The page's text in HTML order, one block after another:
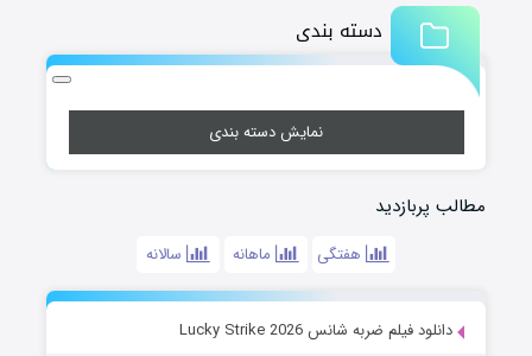
دسته بندی
نمایش دسته بندی
مطالب پربازدید
هفتگی ماهانه سالانه
دانلود فیلم ضربه شانس Lucky Strike 2026